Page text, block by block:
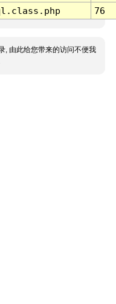
76
, 由此给您带来的访问不便我